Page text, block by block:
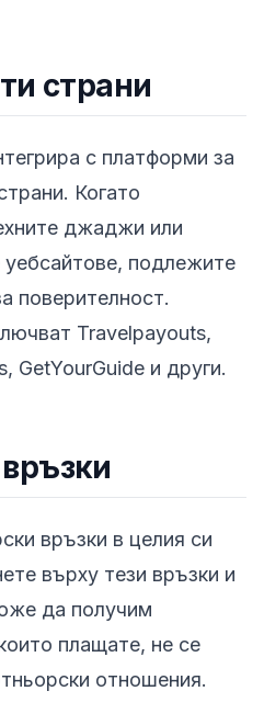
страни
с платформи за
Когато
джаджи или
уебсайтове, подлежите
поверителност.
Travelpayouts,
GetYourGuide и други.
връзки в целия си
върху тези връзки и
да получим
плащате, не се
отношения.